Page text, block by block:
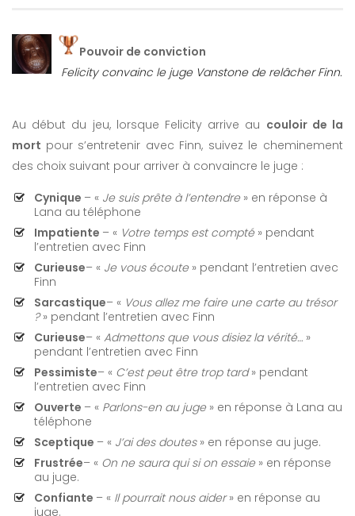
Pouvoir de conviction
Felicity convainc le juge Vanstone de relâcher Finn.
Au début du jeu, lorsque Felicity arrive au couloir de la
mort pour s’entretenir avec Finn, suivez le cheminement
des choix suivant pour arriver à convaincre le juge :
Cynique – « Je suis prête à l’entendre» en réponse à
Lana au téléphone
Impatiente – « Votre temps est compté» pendant
l’entretien avec Finn
Curieuse– « Je vous écoute» pendant l’entretien avec
Finn
Sarcastique– « Vous allez me faire une carte au trésor
?» pendant l’entretien avec Finn
Curieuse– « Admettons que vous disiez la vérité… »
pendant l’entretien avec Finn
Pessimiste– « C’est peut être trop tard» pendant
l’entretien avec Finn
Ouverte – « Parlons-en au juge» en réponse à Lana au
téléphone
Sceptique – « J’ai des doutes» en réponse au juge.
Frustrée– « On ne saura qui si on essaie» en réponse
au juge.
Confiante – « Il pourrait nous aider» en réponse au
juge.